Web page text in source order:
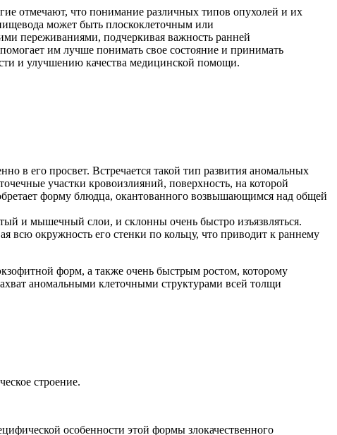
отмечают, что понимание различных типов опухолей и их
может быть плоскоклеточным или
переживаниями, подчеркивая важность ранней
им лучше понимать свое состояние и принимать
и улучшению качества медицинской помощи.
в его просвет. Встречается такой тип развития аномальных
участки кровоизлияний, поверхность, на которой
форму блюдца, окантованного возвышающимся над общей
и мышечный слои, и склонны очень быстро изъязвляться.
всю окружность его стенки по кольцу, что приводит к раннему
форм, а также очень быстрым ростом, которому
аномальными клеточными структурами всей толщи
строение.
особенности этой формы злокачественного